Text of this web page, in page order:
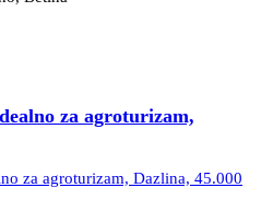
za agroturizam,